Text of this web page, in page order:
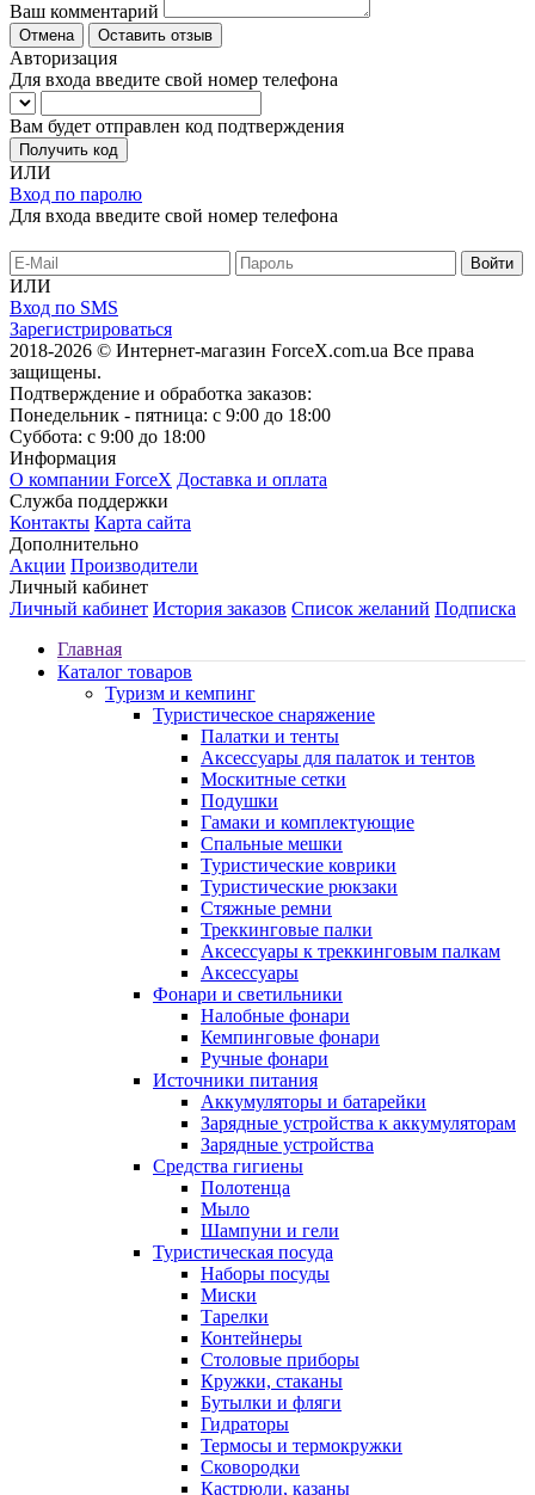
Ваш комментарий
Отмена Оставить отзыв
Авторизация
Для входа введите свой номер телефона
Вам будет отправлен код подтверждения
Получить код
ИЛИ
Вход по паролю
Для входа введите свой номер телефона
ИЛИ
Вход по SMS
Зарегистрироваться
2018-2026 © Интернет-магазин ForceX.com.ua Все права
защищены.
Подтверждение и обработка заказов:
Понедельник - пятница: с 9:00 до 18:00
Суббота: с 9:00 до 18:00
Информация
О компании ForceX Доставка и оплата
Служба поддержки
Контакты Карта сайта
Дополнительно
Акции Производители
Личный кабинет
Личный кабинет История заказов Список желаний Подписка
Главная
Каталог товаров
Туризм и кемпинг
Туристическое снаряжение
Палатки и тенты
Аксессуары для палаток и тентов
Москитные сетки
Подушки
Гамаки и комплектующие
Спальные мешки
Туристические коврики
Туристические рюкзаки
Стяжные ремни
Треккинговые палки
Аксессуары к треккинговым палкам
Аксессуары
Фонари и светильники
Налобные фонари
Кемпинговые фонари
Ручные фонари
Источники питания
Аккумуляторы и батарейки
Зарядные устройства к аккумуляторам
Зарядные устройства
Средства гигиены
Полотенца
Мыло
Шампуни и гели
Туристическая посуда
Наборы посуды
Миски
Тарелки
Контейнеры
Столовые приборы
Кружки, стаканы
Бутылки и фляги
Гидраторы
Термосы и термокружки
Сковородки
Кастрюли, казаны